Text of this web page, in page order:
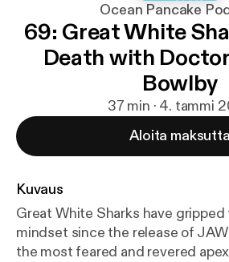
Ocean Pancake
69: Great White
Death with
Bowlby
37 min · 4. tammi
Aloita maksutta
Kuvaus
Great White Sharks have
mindset since the release of
the most feared and revered